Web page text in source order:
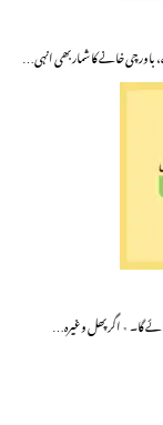
خانے کا شمار بھی انہی…
گا۔ ٭ اگرپھل وغیرہ…